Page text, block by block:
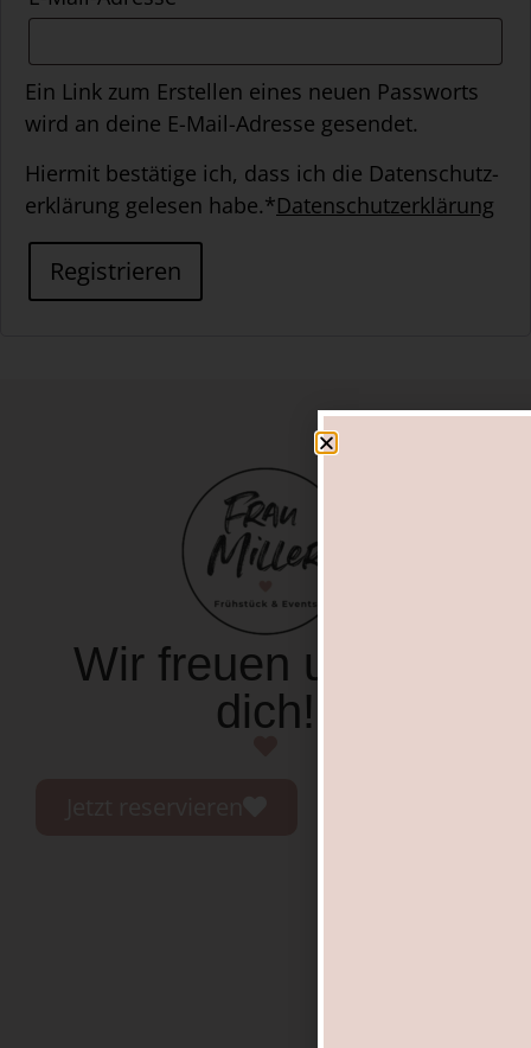
Ein Link zum Erstellen eines neuen Passworts
wird an deine E-Mail-Adresse gesendet.
Hiermit bestätige ich, dass ich die Daten­schutz­
erklärung gelesen habe.*Datenschutzerklärung
Registrieren
Wir freuen uns auf
dich!